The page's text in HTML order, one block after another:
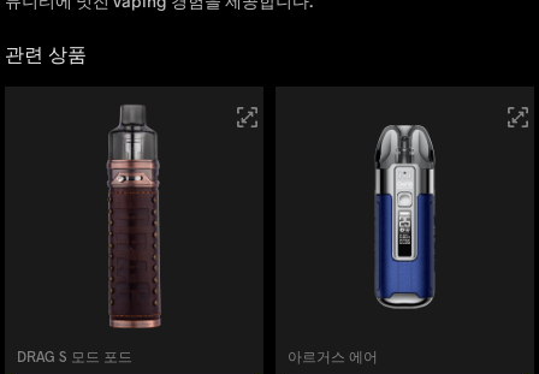
관련 상품
DRAG S 모드 포드 아르거스 에어